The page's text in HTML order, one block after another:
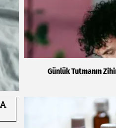
Günlük Tutmanın